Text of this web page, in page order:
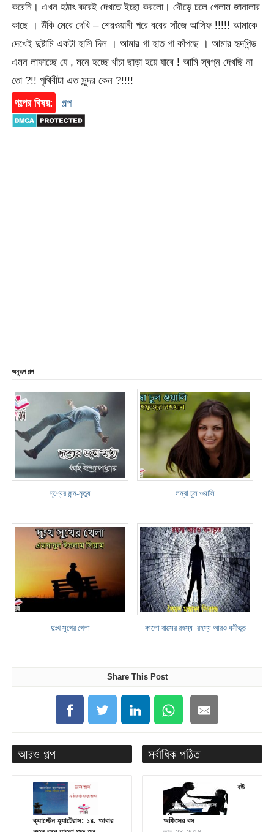
করেনি। এখন হঠাৎ করেই দেখতে ইচ্ছা করলো। দৌড়ে চলে গেলাম জানালার
কাছে । উঁকি মেরে দেখি – শেরওয়ানী পরে বরের সাঁজে আসিফ !!!!! আমাকে
দেখেই দুষ্টামি একটা হাসি দিল । আমার গা হাত পা কাঁপছে । আমার হৃদপিন্ড
এমন লাফাচ্ছে যে , মনে হচ্ছে খাঁচা ছাড়া হয়ে যাবে ! আমি স্বপ্ন দেখছি না
তো ?!! পৃথিবীটা এত সুন্দর কেন ?!!!!
গল্পের বিষয়:
গল্প
অনুরূপ গল্প
দৃশ্যের জন্ম-মৃত্যু লম্বা চুল ওয়ালি
দুঃখ সুখের খেলা কালো বাক্সের রহস্য- রহস্য আরও ঘনীভূত
Share This Post
আরও গল্প
ক্যাপ্টেন হ্যাটেরাস: ১৪. আবার
সর্বাধিক পঠিত
বউ
অফিসের বস